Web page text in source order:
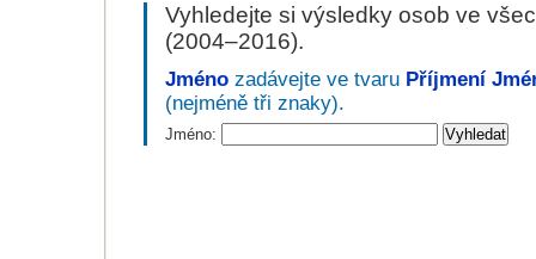
Vyhledejte si výsledky osob ve
(2004–2016).
Jménozadávejte ve tvaru Příjmení
(nejméně tři znaky).
Jméno: